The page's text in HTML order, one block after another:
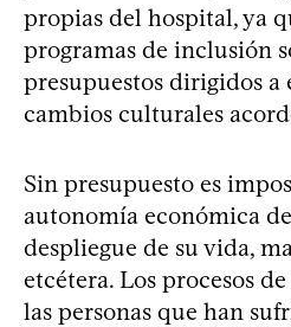
propias del hospital, ya
programas de inclusión
presupuestos dirigidos a
cambios culturales
Sin presupuesto es
autonomía económica
despliegue de su vida,
etcétera. Los procesos
las personas que han